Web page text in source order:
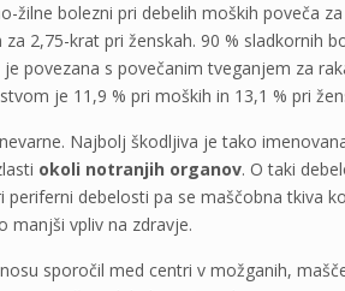
žilne bolezni pri debelih moških poveča
2,75-krat pri ženskah. 90 % sladkornih
povezana s povečanim tveganjem za
je 11,9 % pri moških in 13,1 % pri
Najbolj škodljiva je tako
okoli notranjih organov. O taki
periferni debelosti pa se maščobna tkiva
manjši vpliv na zdravje.
sporočil med centri v možganih,